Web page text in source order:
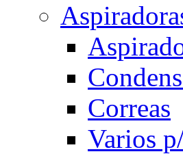
Correas
Varios